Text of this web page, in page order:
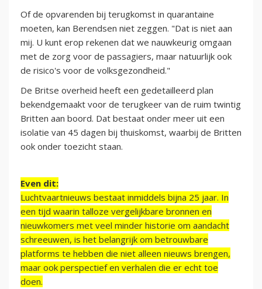
Of de opvarenden bij terugkomst in quarantaine
moeten, kan Berendsen niet zeggen. "Dat is niet aan
mij. U kunt erop rekenen dat we nauwkeurig omgaan
met de zorg voor de passagiers, maar natuurlijk ook
de risico's voor de volksgezondheid."
De Britse overheid heeft een gedetailleerd plan
bekendgemaakt voor de terugkeer van de ruim twintig
Britten aan boord. Dat bestaat onder meer uit een
isolatie van 45 dagen bij thuiskomst, waarbij de Britten
ook onder toezicht staan.
Even dit:
Luchtvaartnieuws bestaat inmiddels bijna 25 jaar. In
een tijd waarin talloze vergelijkbare bronnen en
nieuwkomers met veel minder historie om aandacht
schreeuwen, is het belangrijk om betrouwbare
platforms te hebben die niet alleen nieuws brengen,
maar ook perspectief en verhalen die er echt toe
doen.